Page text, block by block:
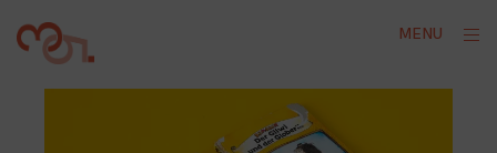
content
MENU